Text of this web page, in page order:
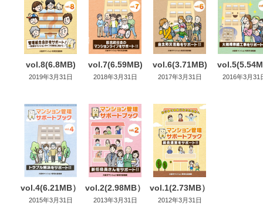
vol.8(6.8MB)
2019年3月31日
vol.7(6.59MB)
2018年3月31日
vol.6(3.71MB)
2017年3月31日 2016年3月31
vol.4(6.21MB）
2015年3月31日
vol.2(2.98MB）
2013年3月31日
vol.1(2.73MB）
2012年3月31日